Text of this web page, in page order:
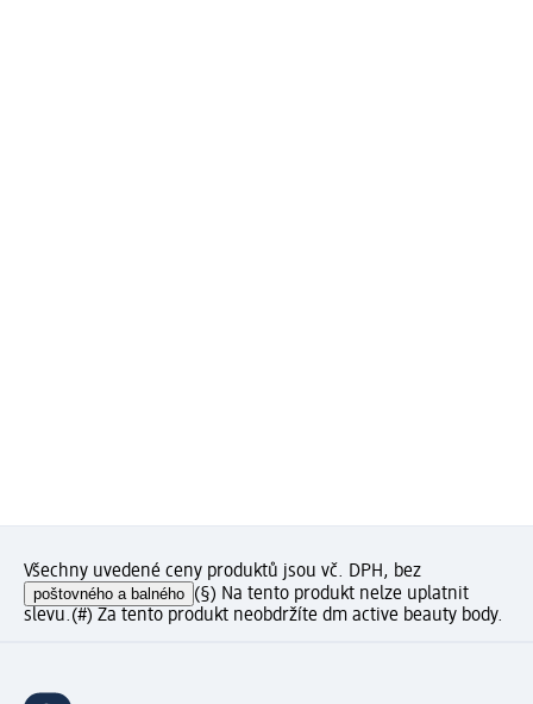
Všechny uvedené ceny produktů jsou vč. DPH, bez
poštovného a balného (§) Na tento produkt nelze uplatnit
slevu.(#) Za tento produkt neobdržíte dm active beauty body.